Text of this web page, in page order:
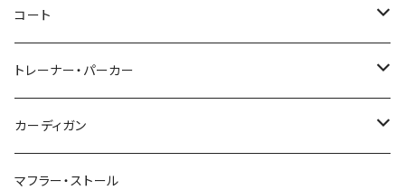
46/M
48/L
50/XL～
～44/S
46/M
48/L
50/XL～
コート
～44/S
46/M
48/L
トレーナー・パーカー
～44/S
46/M
カーディガン
～44/S
マフラー・ストール